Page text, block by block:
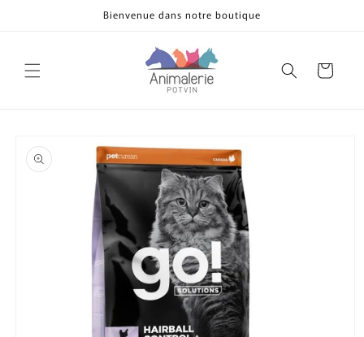
Bienvenue dans notre boutique
Panier
informations
produits